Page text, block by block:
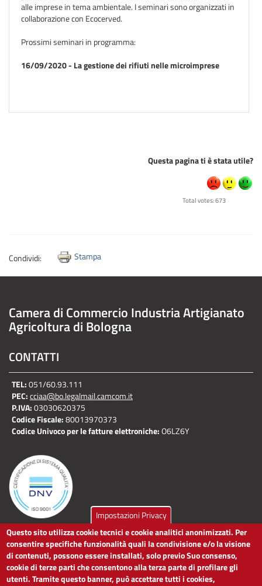
alle imprese in tema ambientale. I seminari sono organizzati in
collaborazione con Ecocerved.
Prossimi seminari in programma:
16/09/2020 - La gestione dei rifiuti nelle microimprese
Questa pagina ti è stata utile?
Total votes: 673
Condividi: Stampa
Camera di Commercio Industria Artigianato
Agricoltura di Bologna
CONTATTI
TEL:051/60.93.111
PEC:cciaa@bo.legalmail.camcom.it
P.IVA:03030620375
Codice Fiscale:80013970373
Codice Univoco per le fatture elettroniche:O6LZ6Y
LINK UTILI
Dichiarazione di accessibilità
Obiettivi di accessibilità
Impostazioni Privacy
Questo sito utilizza cookie tecnici e cookie analitici anonimizzati. Per
consentire specifiche funzionalità quali la condivisione e/o la visione
di contenuti, possono essere installati, solo previo Suo consenso,
cookie di terze parti che consentono alla terza parte di profilare gli
utenti. Tramite questo banner, può accettare tutti i cookies,